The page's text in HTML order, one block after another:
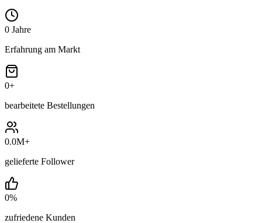
0 Jahre
Erfahrung am Markt
0+
bearbeitete Bestellungen
0.0M+
gelieferte Follower
0%
zufriedene Kunden